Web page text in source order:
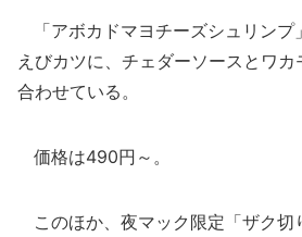
「アボカドマヨチーズシュリンプ
えびカツに、チェダーソースとワ
合わせている。
価格は490円～。
このほか、夜マック限定「ザク切